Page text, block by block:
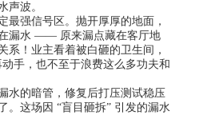
声波。
最强信号区。抛开厚厚的地面，
漏水 —— 原来漏点藏在客厅地
系！业主看着被白砸的卫生间，
手，也不至于浪费这么多功夫和
水的暗管，修复后打压测试稳压
。这场因 “盲目砸拆” 引发的漏水